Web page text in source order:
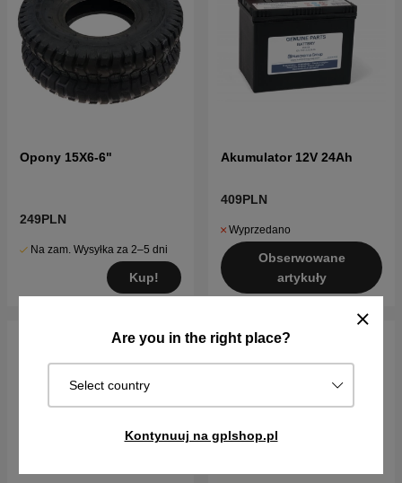
Are you in the right place?
Select country
Kontynuuj na gplshop.pl
Opony 15X6-6"
249PLN
Na zam. Wysyłka za 2–5 dni
Kup!
Akumulator 12V 24Ah
409PLN
Wyprzedano
Obserwowane
artykuły